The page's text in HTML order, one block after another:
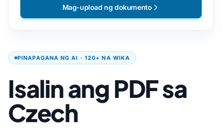
PINAPAGANA NG AI · 120+ NA WIKA
Isalin ang PDF sa
Czech
Mag-upload ng dokumento